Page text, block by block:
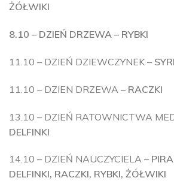
ŻÓŁWIKI
8.10 – DZIEŃ DRZEWA – RYBKI
11.10 – DZIEŃ DZIEWCZYNEK –
11.10 – DZIEN DRZEWA – RACZKI
13.10 – DZIEŃ RATOWNICTWA
DELFINKI
14.10 – DZIEŃ NAUCZYCIELA –
DELFINKI, RACZKI, RYBKI, ŻÓŁWIKI